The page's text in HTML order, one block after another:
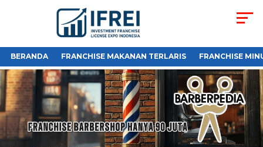
BERANDA FRANCHISE MAKANAN TERLARIS FRANCHISE